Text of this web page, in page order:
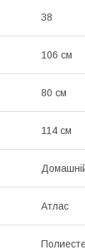
38
106 см
80 см
114 см
Атлас